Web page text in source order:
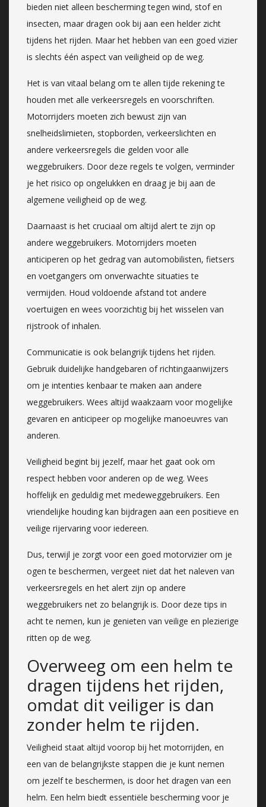
bieden niet alleen bescherming tegen wind, stof en
insecten, maar dragen ook bij aan een helder zicht
tijdens het rijden. Maar het hebben van een goed vizier
is slechts één aspect van veiligheid op de weg.
Het is van vitaal belang om te allen tijde rekening te
houden met alle verkeersregels en voorschriften.
Motorrijders moeten zich bewust zijn van
snelheidslimieten, stopborden, verkeerslichten en
andere verkeersregels die gelden voor alle
weggebruikers. Door deze regels te volgen, verminder
je het risico op ongelukken en draag je bij aan de
algemene veiligheid op de weg.
Daarnaast is het cruciaal om altijd alert te zijn op
andere weggebruikers. Motorrijders moeten
anticiperen op het gedrag van automobilisten, fietsers
en voetgangers om onverwachte situaties te
vermijden. Houd voldoende afstand tot andere
voertuigen en wees voorzichtig bij het wisselen van
rijstrook of inhalen.
Communicatie is ook belangrijk tijdens het rijden.
Gebruik duidelijke handgebaren of richtingaanwijzers
om je intenties kenbaar te maken aan andere
weggebruikers. Wees altijd waakzaam voor mogelijke
gevaren en anticipeer op mogelijke manoeuvres van
anderen.
Veiligheid begint bij jezelf, maar het gaat ook om
respect hebben voor anderen op de weg. Wees
hoffelijk en geduldig met medeweggebruikers. Een
vriendelijke houding kan bijdragen aan een positieve en
veilige rijervaring voor iedereen.
Dus, terwijl je zorgt voor een goed motorvizier om je
ogen te beschermen, vergeet niet dat het naleven van
verkeersregels en het alert zijn op andere
weggebruikers net zo belangrijk is. Door deze tips in
acht te nemen, kun je genieten van veilige en plezierige
ritten op de weg.
Overweeg om een helm te
dragen tijdens het rijden,
omdat dit veiliger is dan
zonder helm te rijden.
Veiligheid staat altijd voorop bij het motorrijden, en
een van de belangrijkste stappen die je kunt nemen
om jezelf te beschermen, is door het dragen van een
helm. Een helm biedt essentiële bescherming voor je